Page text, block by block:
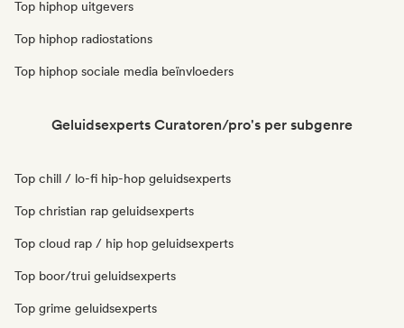
Top hiphop uitgevers
Top hiphop radiostations
Top hiphop sociale media beïnvloeders
Geluidsexperts Curatoren/pro's per subgenre
Top chill / lo-fi hip-hop geluidsexperts
Top christian rap geluidsexperts
Top cloud rap / hip hop geluidsexperts
Top boor/trui geluidsexperts
Top grime geluidsexperts